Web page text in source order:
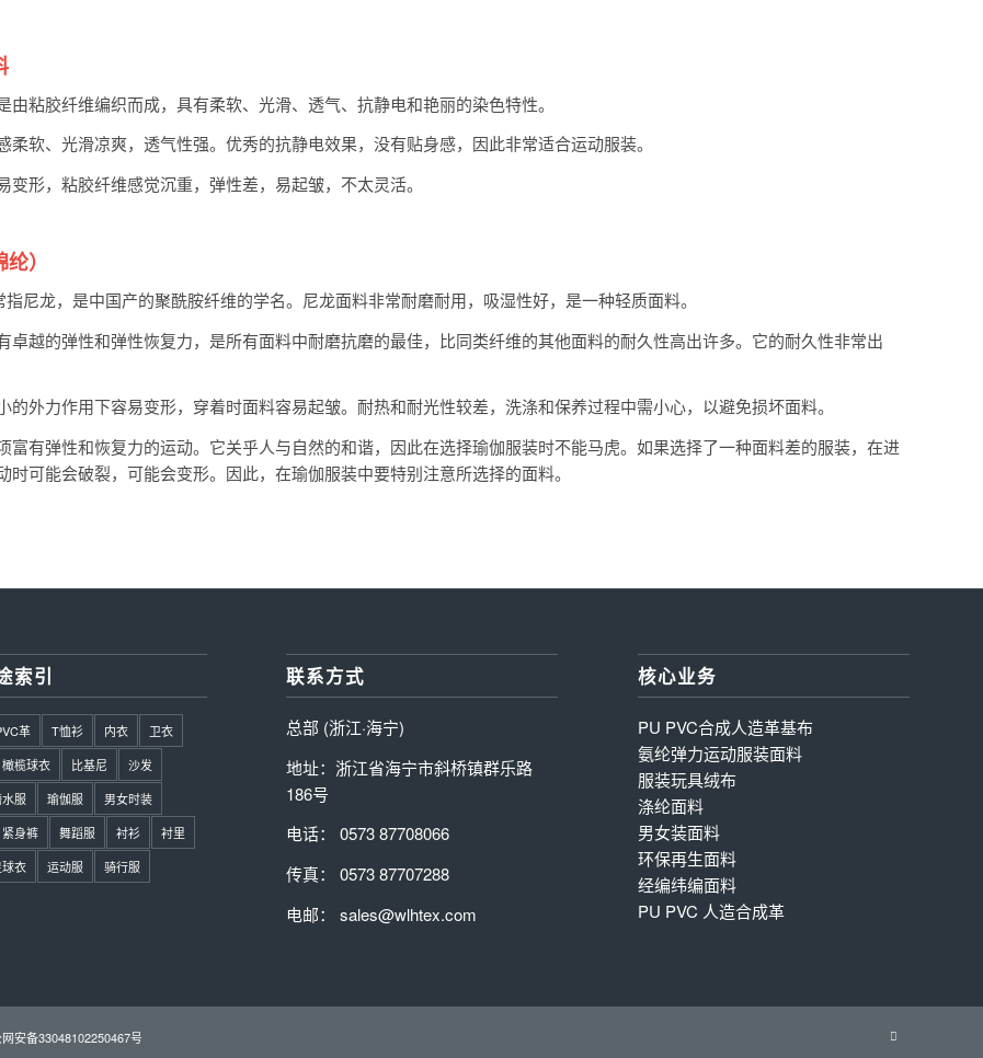
由粘胶纤维编织而成，具有柔软、光滑、透气、抗静电和艳丽的染色特性。
柔软、光滑凉爽，透气性强。优秀的抗静电效果，没有贴身感，因此非常适合运动服装。
变形，粘胶纤维感觉沉重，弹性差，易起皱，不太灵活。
）
指尼龙，是中国产的聚酰胺纤维的学名。尼龙面料非常耐磨耐用，吸湿性好，是一种轻质面料。
卓越的弹性和弹性恢复力，是所有面料中耐磨抗磨的最佳，比同类纤维的其他面料的耐久性高出许多。它的耐久性非常出
的外力作用下容易变形，穿着时面料容易起皱。耐热和耐光性较差，洗涤和保养过程中需小心，以避免损坏面料。
富有弹性和恢复力的运动。它关乎人与自然的和谐，因此在选择瑜伽服装时不能马虎。如果选择了一种面料差的服装，在进
时可能会破裂，可能会变形。因此，在瑜伽服装中要特别注意所选择的面料。
索引
革 T恤衫 内衣
卫衣
橄榄球衣 比基尼
沙发
服 瑜伽服
男女时装
紧身裤 舞蹈服 衬衫
衬里
球衣 运动服 骑行服
联系方式
总部 (浙江·海宁)
地址：浙江省海宁市斜桥镇群乐路
186号
电话： 0573 87708066
传真： 0573 87707288
电邮： sales@wlhtex.com
核心业务
PU PVC合成人造革基布
氨纶弹力运动服装面料
服装玩具绒布
涤纶面料
男女装面料
环保再生面料
经编纬编面料
PU PVC 人造合成革
安备33048102250467号